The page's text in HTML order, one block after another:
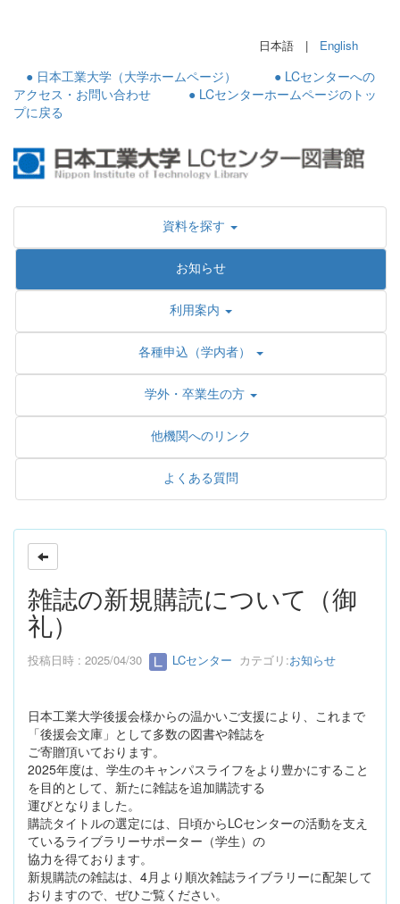
日本語 | English
● 日本工業大学（大学ホームページ）
● LCセンターへの
アクセス・お問い合わせ
● LCセンターホームページのトッ
プに戻る
資料を探す
お知らせ
利用案内
各種申込（学内者）
学外・卒業生の方
他機関へのリンク
よくある質問
雑誌の新規購読について（御
礼）
投稿日時 : 2025/04/30 LCセンター カテゴリ:お知らせ
日本工業大学後援会様からの温かいご支援により、これまで
「後援会文庫」として多数の図書や雑誌を
ご寄贈頂いております。
2025年度は、学生のキャンパスライフをより豊かにすること
を目的として、新たに雑誌を追加購読する
運びとなりました。
購読タイトルの選定には、日頃からLCセンターの活動を支え
ているライブラリーサポーター（学生）の
協力を得ております。
新規購読の雑誌は、4月より順次雑誌ライブラリーに配架して
おりますので、ぜひご覧ください。